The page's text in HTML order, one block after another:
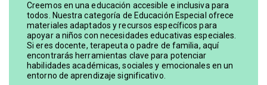
Creemos en una educación accesible e inclusiva para
todos. Nuestra categoría de Educación Especial ofrece
materiales adaptados y recursos específicos para
apoyar a niños con necesidades educativas especiales.
Si eres docente, terapeuta o padre de familia, aquí
encontrarás herramientas clave para potenciar
habilidades académicas, sociales y emocionales en un
entorno de aprendizaje significativo.